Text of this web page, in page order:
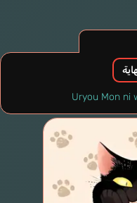
Uryou Mon ni